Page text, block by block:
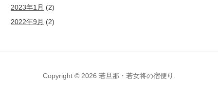
2023年1月 (2)
2022年9月 (2)
Copyright © 2026 若旦那・若女将の宿便り.